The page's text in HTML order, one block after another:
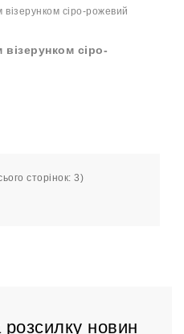
візерунком сіро-
сторінок: 3)
новин